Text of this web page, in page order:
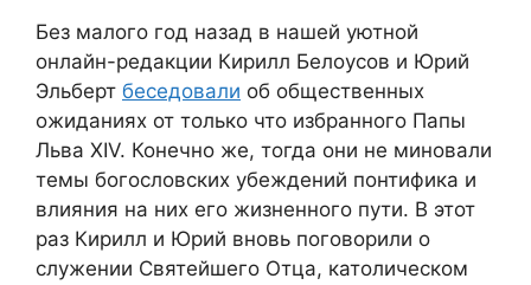
Без малого год назад в нашей уютной
онлайн-редакции Кирилл Белоусов и Юрий
Эльберт беседовали об общественных
ожиданиях от только что избранного Папы
Льва XIV. Конечно же, тогда они не миновали
темы богословских убеждений понтифика и
влияния на них его жизненного пути. В этот
раз Кирилл и Юрий вновь поговорили о
служении Святейшего Отца, католическом